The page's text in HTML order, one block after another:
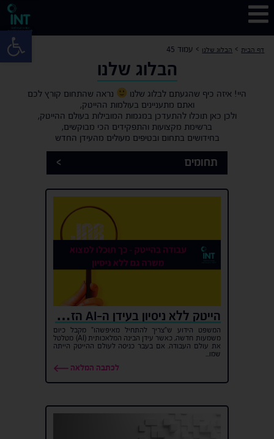
דף הבית > הבלוג שלנו > עמוד 45
הבלוג שלנו
היי! איזה כיף שהגעתם לבלוג שלנו
נראה שהתחום קורץ לכם
ואתם מתעניינים בעולמות ההייטק,
ולכן כאן תוכלו להתעדכן במגמות המובילות בעולם ההייטק,
ברשימת מקצועות והתפקידים הכי מבוקשים,
בחידושים בתחום ובטיפים מעולים מהעידן החדש
תחומים >
הייטק ללא ניסיון בעידן ה-AI הזדמנויות חדשות לעובדים חדשים
המשפט הידוע ש"צריך להתחיל מאיפשהו" מקבל כיום
משמעות חדשה, כאשר עידן הבינה המלאכותית (AI) מטלטל
את עולם העבודה. אם בעבר כניסה לעולם ההייטק הייתה
שמו...
לכתבה המלאה